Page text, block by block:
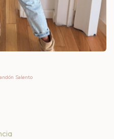
Salento